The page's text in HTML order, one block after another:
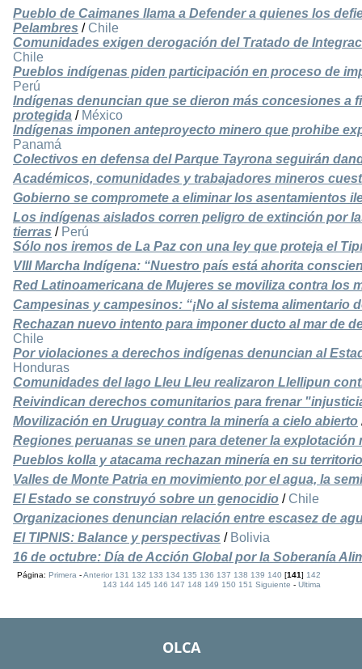
Pueblo de Caimanes llama a Defender a quienes los
Pelambres / Chile
Comunidades exigen derogación del Tratado de
Chile
Pueblos indígenas piden participación en proceso de
Perú
Indígenas denuncian que se dieron más concesiones a
protegida / México
Indígenas imponen anteproyecto minero que prohibe
Panamá
Colectivos en defensa del Parque Tayrona seguirán
Académicos, comunidades y trabajadores mineros
Gobierno se compromete a eliminar los asentamientos
Los indígenas aislados corren peligro de extinción por
tierras / Perú
Sólo nos iremos de La Paz con una ley que proteja el
VIII Marcha Indígena: “Nuestro país está ahorita
Red Latinoamericana de Mujeres se moviliza contra los
Campesinas y campesinos: “¡No al sistema alimentario
Rechazan nuevo intento para imponer ducto al mar de
Chile
Por violaciones a derechos indígenas denuncian al
Honduras
Comunidades del lago Lleu Lleu realizaron Llellipun
Reivindican derechos comunitarios para frenar
Movilización en Uruguay contra la minería a cielo abierto
Regiones peruanas se unen para detener la explotación
Pueblos kolla y atacama rechazan minería en su
Valles de Monte Patria en movimiento por el agua, la
El Estado se construyó sobre un genocidio / Chile
Organizaciones denuncian relación entre escasez de
El TIPNIS: Balance y perspectivas / Bolivia
16 de octubre: Día de Acción Global por la Soberanía
Página:Primera -Anterior 131 132 133 134 135 136 137 138 139 140 [141]142
143 144 145 146 147 148 149 150 151 Siguiente -Ultima
OLCA